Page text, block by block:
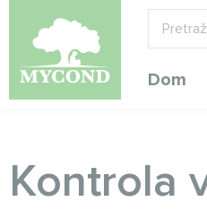
Dom
Kontrola